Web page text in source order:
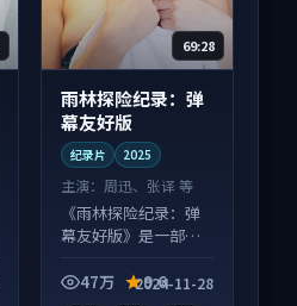
69:28
雨林探险纪录：弹
幕友好版
纪录片 2025
主演： 周迅、张译 等
《雨林探险纪录：弹
幕友好版》是一部冒
尾彩蛋别错过，字幕
47万 9.6
2024-11-28